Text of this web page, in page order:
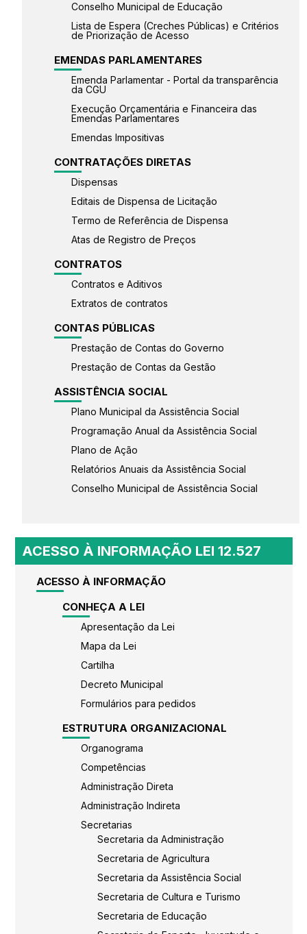
Conselho Municipal de Educação
Lista de Espera (Creches Públicas) e Critérios
de Priorização de Acesso
EMENDAS PARLAMENTARES
Emenda Parlamentar - Portal da transparência
da CGU
Execução Orçamentária e Financeira das
Emendas Parlamentares
Emendas Impositivas
CONTRATAÇÕES DIRETAS
Dispensas
Editais de Dispensa de Licitação
Termo de Referência de Dispensa
Atas de Registro de Preços
CONTRATOS
Contratos e Aditivos
Extratos de contratos
CONTAS PÚBLICAS
Prestação de Contas do Governo
Prestação de Contas da Gestão
ASSISTÊNCIA SOCIAL
Plano Municipal da Assistência Social
Programação Anual da Assistência Social
Plano de Ação
Relatórios Anuais da Assistência Social
Conselho Municipal de Assistência Social
ACESSO À INFORMAÇÃO LEI 12.527
ACESSO À INFORMAÇÃO
CONHEÇA A LEI
Apresentação da Lei
Mapa da Lei
Cartilha
Decreto Municipal
Formulários para pedidos
ESTRUTURA ORGANIZACIONAL
Organograma
Competências
Administração Direta
Administração Indireta
Secretarias
Secretaria da Administração
Secretaria de Agricultura
Secretaria da Assistência Social
Secretaria de Cultura e Turismo
Secretaria de Educação